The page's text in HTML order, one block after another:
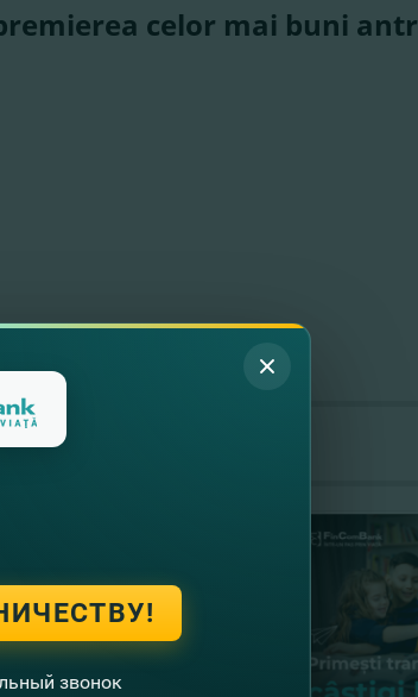
celor mai buni
звонок